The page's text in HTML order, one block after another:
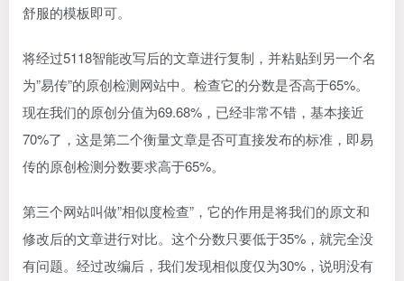
舒服的模板即可。
将经过5118智能改写后的文章进行复制，并粘贴到另一个名
为”易传”的原创检测网站中。检查它的分数是否高于65%。
现在我们的原创分值为69.68%，已经非常不错，基本接近
70%了，这是第二个衡量文章是否可直接发布的标准，即易
传的原创检测分数要求高于65%。
第三个网站叫做”相似度检查”，它的作用是将我们的原文和
修改后的文章进行对比。这个分数只要低于35%，就完全没
有问题。经过改编后，我们发现相似度仅为30%，说明没有